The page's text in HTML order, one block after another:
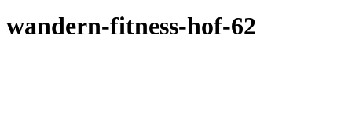
wandern-fitness-hof-62